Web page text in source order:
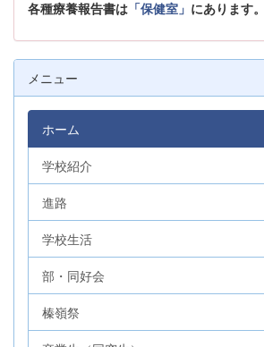
各種療養報告書は 「保健室」 にあります。
メニュー
ホーム
学校紹介
進路
学校生活
部・同好会
榛嶺祭